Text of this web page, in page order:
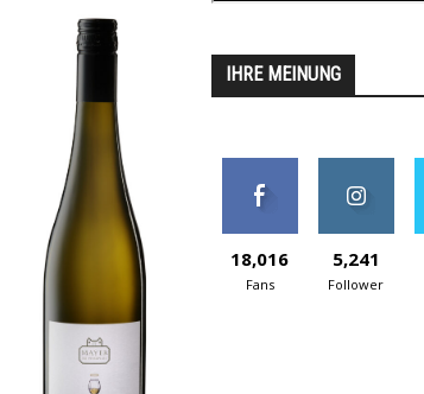
IHRE MEINUNG
18,016
Fans
5,241
Follower